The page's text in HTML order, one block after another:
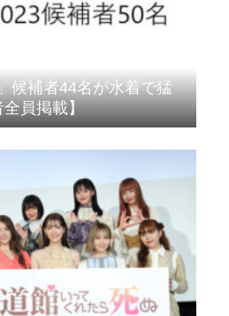
候補者44名が水着で猛
員掲載】